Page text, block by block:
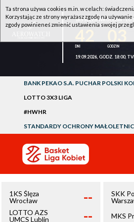
1KS ŚLĘZA WROCŁAW -
19.09.2026, GODZ. 18:00,
BANK PEKAO S.A. PUCHAR POLSKI
LOTTO 3X3 LIGA
#HWHR
STANDARDY OCHRONY
1KS Ślęza
Wrocław
--
LOTTO AZS
UMCS Lublin
--
SKK
MKS
Ta strona używa cookies m.in. w celach:
Korzystając ze strony wyrażasz zgodę na
zgody powinieneś zmienić ustawienia swojej